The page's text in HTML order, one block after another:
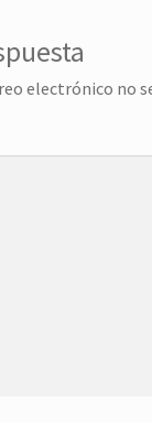
electrónico no